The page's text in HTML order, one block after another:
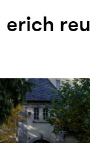
erich reu